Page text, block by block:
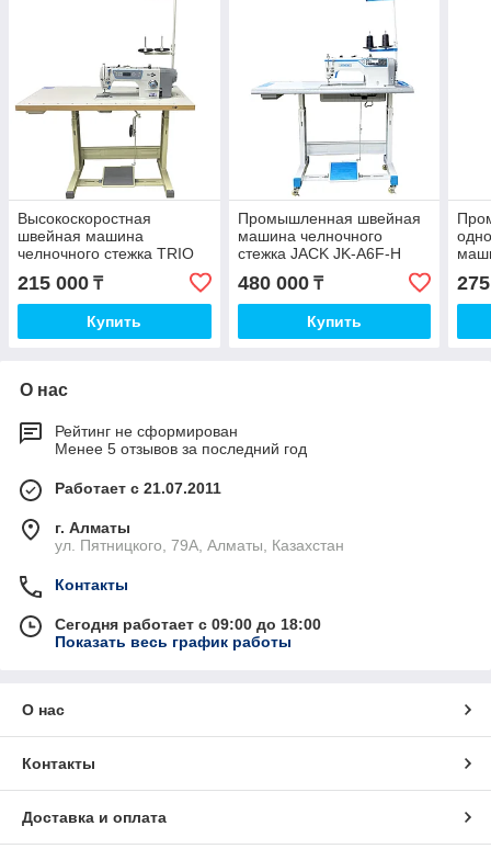
Высокоскоростная
швейная машина
челночного стежка TRIO
TRI-6610D
215 000 ₸
Купить
Промышленная швейная
машина челночного
стежка JACK JK-A6F-H
480 000₸
Купить
О нас
Рейтинг не сформирован
Менее 5 отзывов за последний год
Работает с 21.07.2011
г. Алматы
ул. Пятницкого, 79А, Алматы, Казахстан
Контакты
Сегодня работает с 09:00 до 18:00
Показать весь график работы
О нас
Контакты
Доставка и оплата